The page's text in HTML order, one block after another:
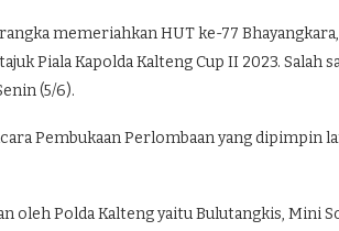
memeriahkan HUT ke-77
Piala Kapolda Kalteng Cup II 2023. Salah
(5/6).
Pembukaan Perlombaan yang dipimpin
oleh Polda Kalteng yaitu Bulutangkis, Mini